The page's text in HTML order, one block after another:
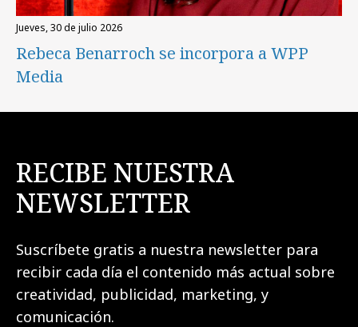
jueves, 30 de julio 2026
Rebeca Benarroch se incorpora a WPP
Media
RECIBE NUESTRA
NEWSLETTER
Suscríbete gratis a nuestra newsletter para
recibir cada día el contenido más actual sobre
creatividad, publicidad, marketing, y
comunicación.